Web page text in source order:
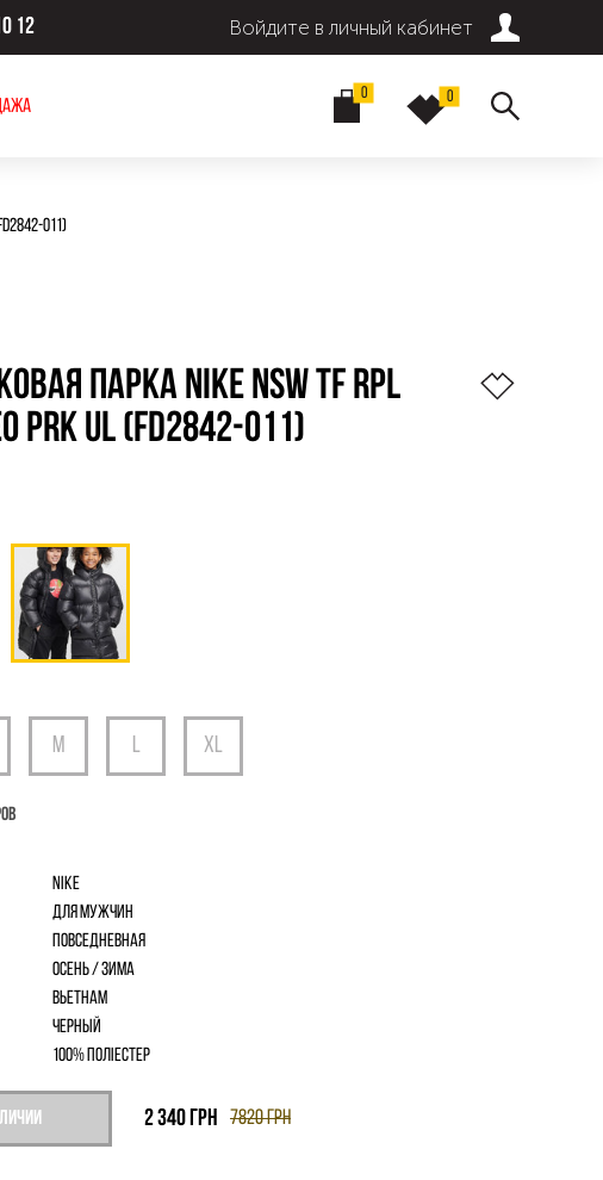
12 Войдите в личный кабинет
0 0
011)
ПАРКА NIKE NSW TF RPL
PRK UL (FD2842-011)
Nike
для мужчин
Повседневная
Осень / Зима
Вьетнам
Черный
100% поліестер
7820грн
2 340 грн